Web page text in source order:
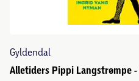
Gyldendal
Alletiders Pippi Langstrømpe